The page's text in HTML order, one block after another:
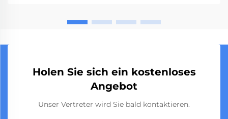
Holen Sie sich ein kostenloses
Angebot
Unser Vertreter wird Sie bald kontaktieren.